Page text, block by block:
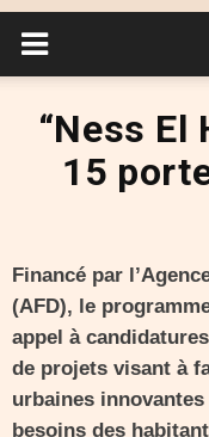
“Ness El
15
Financé par
(AFD), le
appel à
de projets visant à
urbaines
besoins des